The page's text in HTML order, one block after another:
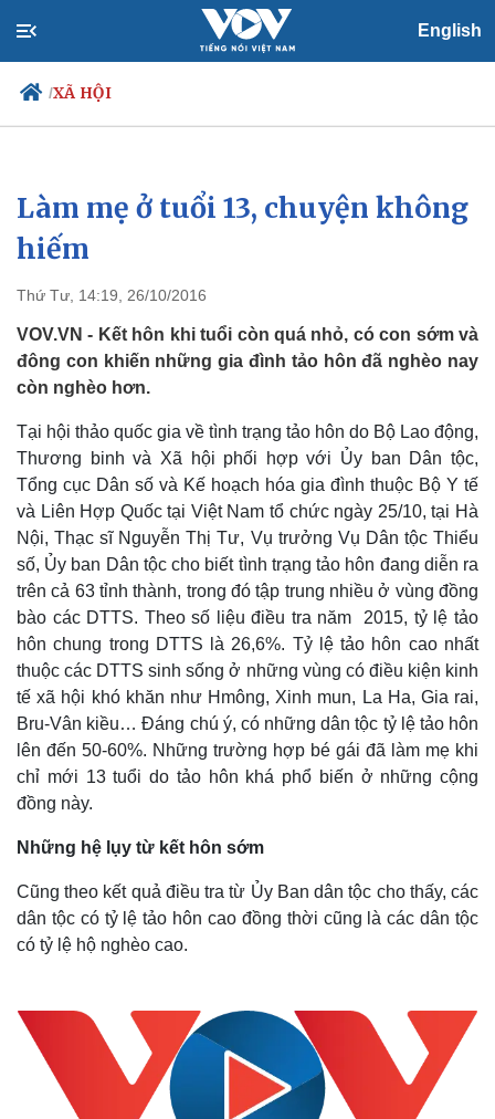
English
/XÃ HỘI
Chính trị
Đảng
Tổ chức nhân sự
Nhận diện sự thật
Xã hội
Việc làm
Biển đảo
Làm mẹ ở tuổi 13, chuyện không
hiếm
Thứ Tư, 14:19, 26/10/2016
VOV.VN - Kết hôn khi tuổi còn quá nhỏ, có con sớm và
đông con khiến những gia đình tảo hôn đã nghèo nay
còn nghèo hơn.
Tại hội thảo quốc gia về tình trạng tảo hôn do Bộ Lao động,
Thương binh và Xã hội phối hợp với Ủy ban Dân tộc,
Tổng cục Dân số và Kế hoạch hóa gia đình thuộc Bộ Y tế
và Liên Hợp Quốc tại Việt Nam tổ chức ngày 25/10, tại Hà
Nội, Thạc sĩ Nguyễn Thị Tư, Vụ trưởng Vụ Dân tộc Thiểu
số, Ủy ban Dân tộc cho biết tình trạng tảo hôn đang diễn ra
trên cả 63 tỉnh thành, trong đó tập trung nhiều ở vùng đồng
bào các DTTS. Theo số liệu điều tra năm 2015, tỷ lệ tảo
hôn chung trong DTTS là 26,6%. Tỷ lệ tảo hôn cao nhất
thuộc các DTTS sinh sống ở những vùng có điều kiện kinh
tế xã hội khó khăn như Hmông, Xinh mun, La Ha, Gia rai,
Bru-Vân kiều… Đáng chú ý, có những dân tộc tỷ lệ tảo hôn
lên đến 50-60%. Những trường hợp bé gái đã làm mẹ khi
chỉ mới 13 tuổi do tảo hôn khá phổ biến ở những cộng
đồng này.
Những hệ lụy từ kết hôn sớm
Cũng theo kết quả điều tra từ Ủy Ban dân tộc cho thấy, các
dân tộc có tỷ lệ tảo hôn cao đồng thời cũng là các dân tộc
có tỷ lệ hộ nghèo cao.